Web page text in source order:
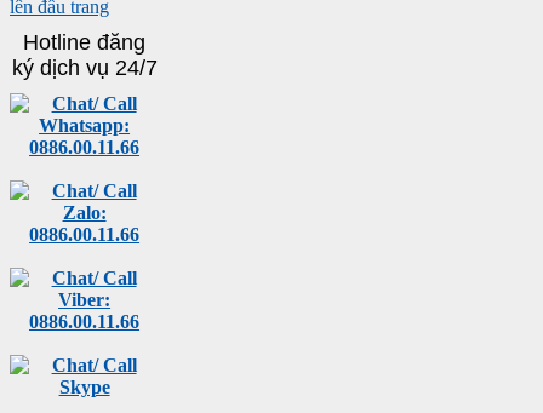
lên đầu trang
Hotline đăng
ký dịch vụ 24/7